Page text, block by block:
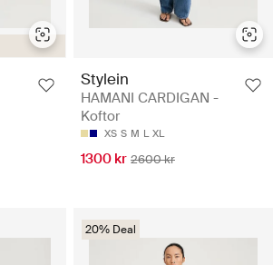
Stylein
HAMANI CARDIGAN -
Koftor
XS S M L XL
1300 kr 2600 kr
20% Deal